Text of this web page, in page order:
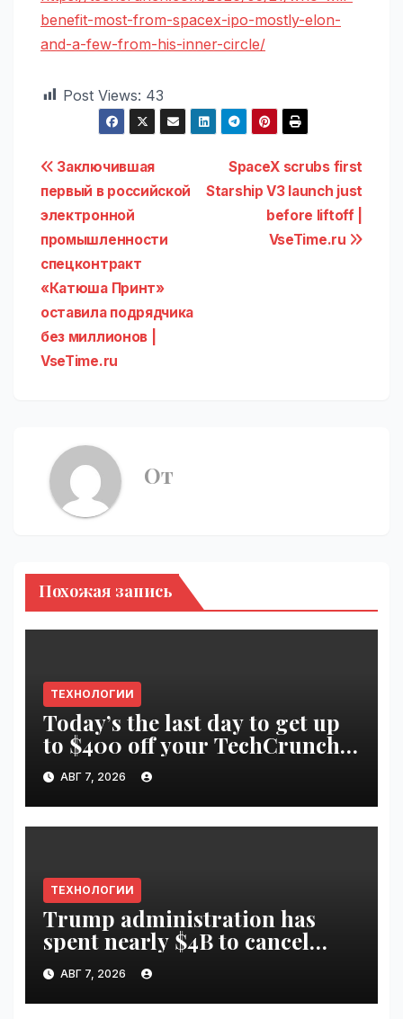
benefit-most-from-spacex-ipo-mostly-elon-
and-a-few-from-his-inner-circle/
Post Views: 43
Навигация
по
записям
SpaceX scrubs first
Starship V3 launch just
before liftoff |
VseTime.ru
Заключившая
первый в российской
электронной
промышленности
спецконтракт
«Катюша Принт»
оставила подрядчика
без миллионов |
VseTime.ru
От
Похожая запись
ТЕХНОЛОГИИ
Today’s the last day to get up
to $400 off your TechCrunch
Disrupt 2026 ticket |
VseTime.ru
АВГ 7, 2026
ТЕХНОЛОГИИ
Trump administration has
spent nearly $4B to cancel
offshore wind farms |
VseTime.ru
АВГ 7, 2026